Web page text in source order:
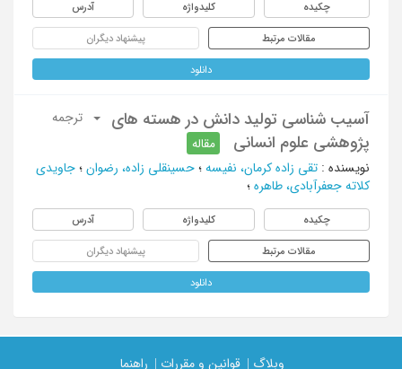
چکیده کلیدواژه آدرس
مقالات مرتبط پیشنهاد دیگران
دانلود
آسیب شناسی تولید دانش در هسته های
پژوهشی علوم انسانی
مقاله
ترجمه
نویسنده : تقی زاده کرمان، نفیسه ؛ حسینقلی زاده، رضوان ؛ جاویدی
کلاته جعفرآبادی، طاهره ؛
چکیده کلیدواژه آدرس
مقالات مرتبط پیشنهاد دیگران
دانلود
وبلاگ | قوانین و مقررات | راهنما